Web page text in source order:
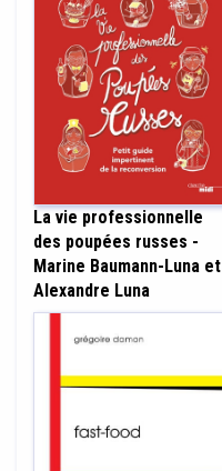
La vie professionnelle
des poupées russes -
Marine Baumann-Luna et
Alexandre Luna